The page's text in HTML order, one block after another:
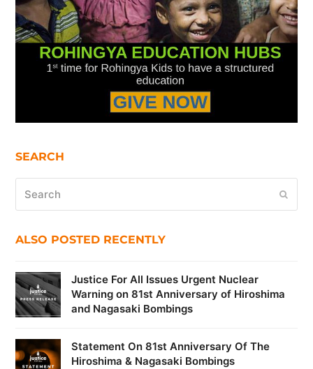
SEARCH
ALSO POSTED RECENTLY
Justice For All Issues Urgent Nuclear
Warning on 81st Anniversary of Hiroshima
and Nagasaki Bombings
Statement On 81st Anniversary Of The
Hiroshima & Nagasaki Bombings